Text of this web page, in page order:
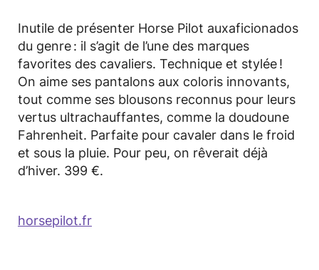
Inutile de présenter Horse Pilot auxaficionados
du genre : il s’agit de l’une des marques
favorites des cavaliers. Technique et stylée !
On aime ses pantalons aux coloris innovants,
tout comme ses blousons reconnus pour leurs
vertus ultrachauffantes, comme la doudoune
Fahrenheit. Parfaite pour cavaler dans le froid
et sous la pluie. Pour peu, on rêverait déjà
d’hiver. 399 €.
horsepilot.fr